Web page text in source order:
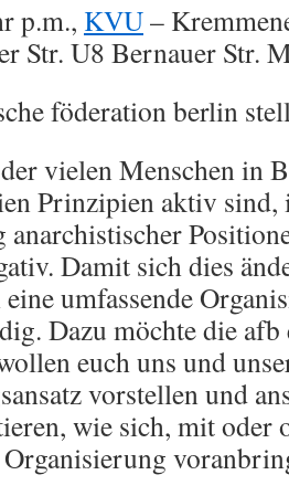
p.m., KVU–
Str. U8 Bernauer Str.
föderation berlin
vielen Menschen in
Prinzipien aktiv sind,
anarchistischer
Damit sich dies
umfassende
Dazu möchte die
euch uns und
vorstellen und
wie sich, mit oder